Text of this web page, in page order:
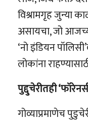
विश्रामगृह जुन्या
असायचा, जो
‘नो इंडियन
लोकांना
पुद्दुचेरीतही
गोव्याप्रमाणेच